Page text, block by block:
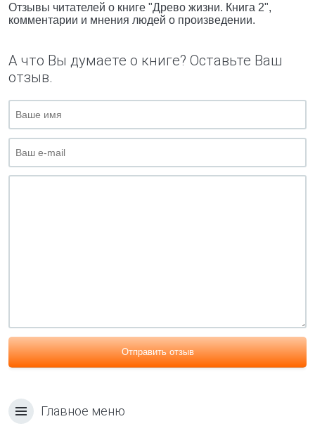
Отзывы читателей о книге "Древо жизни. Книга 2",
комментарии и мнения людей о произведении.
А что Вы думаете о книге? Оставьте Ваш
отзыв.
Отправить отзыв
Главное меню